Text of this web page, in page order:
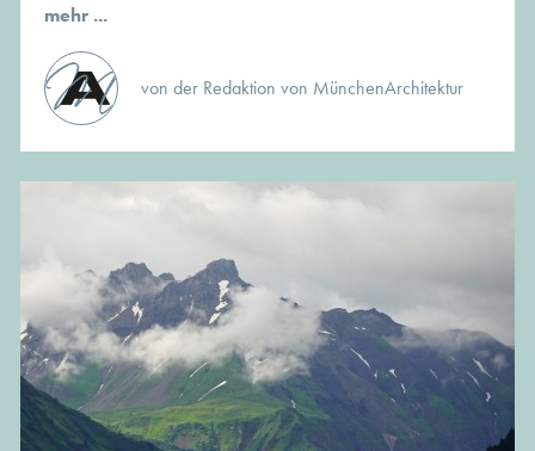
mehr ...
von der Redaktion von MünchenArchitektur